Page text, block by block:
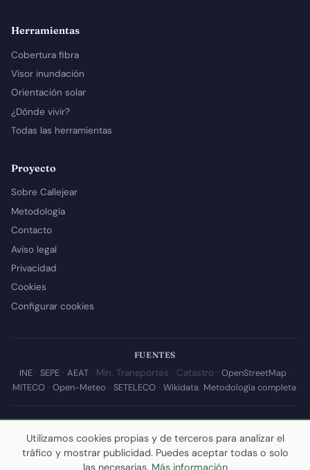
Herramientas
Cobertura fibra
Visor inundación
Orientación solar
¿Dónde vivir?
Todas las herramientas
Proyecto
Sobre Callejear
Metodología
Contacto
Aviso legal
Privacidad
Cookies
Configurar cookies
FUENTES
INE· SEPE· AEAT· Min. Transportes · Catastro · OpenStreetMap·
MITECO· Open-Meteo · SETELECO· Wikidata. Metodología completa.
© 2026 Callejear.com — Directorio municipal de España con datos
abiertos. Desarrollado y mantenido porYoel Castaño.
Última actualización de esta página:10 de julio de 2026
Utilizamos cookies propias y de terceros para analizar el
tráfico y mostrar publicidad. Puedes aceptar todas o solo
las necesarias. Más información